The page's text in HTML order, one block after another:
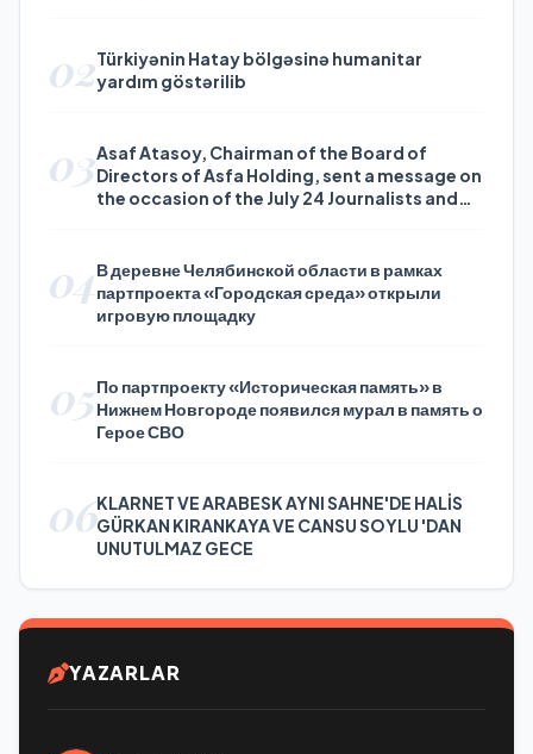
02Türkiyənin Hatay bölgəsinə humanitar
yardım göstərilib
03Asaf Atasoy, Chairman of the Board of
Directors of Asfa Holding, sent a message on
the occasion of the July 24 Journalists and
04В деревне Челябинской области в рамках
партпроекта «Городская среда» открыли
игровую площадку
05По партпроекту «Историческая память» в
Нижнем Новгороде появился мурал в память о
Герое СВО
06KLARNET VE ARABESK AYNI SAHNE'DE HALİS
GÜRKAN KIRANKAYA VE CANSU SOYLU 'DAN
UNUTULMAZ GECE
YAZARLAR